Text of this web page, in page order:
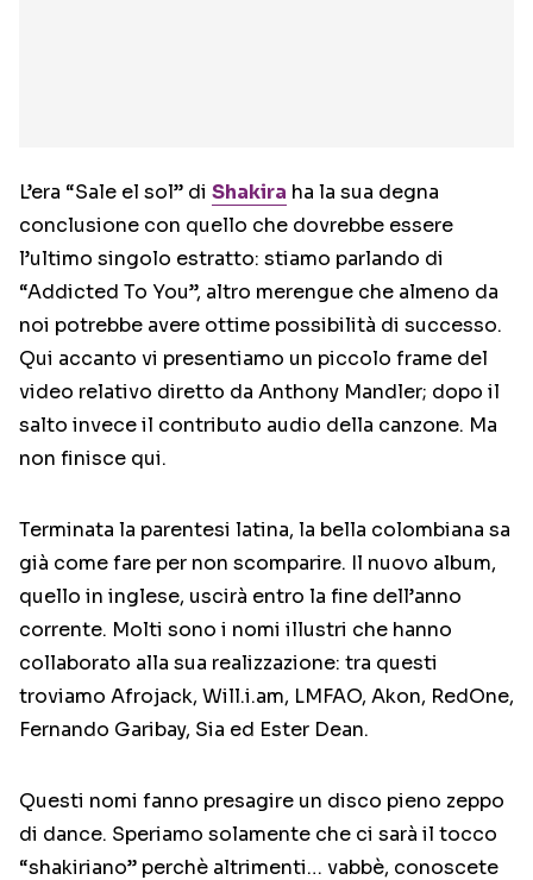
L’era “Sale el sol” di Shakira ha la sua degna
conclusione con quello che dovrebbe essere
l’ultimo singolo estratto: stiamo parlando di
“Addicted To You”, altro merengue che almeno da
noi potrebbe avere ottime possibilità di successo.
Qui accanto vi presentiamo un piccolo frame del
video relativo diretto da Anthony Mandler; dopo il
salto invece il contributo audio della canzone. Ma
non finisce qui.
Terminata la parentesi latina, la bella colombiana sa
già come fare per non scomparire. Il nuovo album,
quello in inglese, uscirà entro la fine dell’anno
corrente. Molti sono i nomi illustri che hanno
collaborato alla sua realizzazione: tra questi
troviamo Afrojack, Will.i.am, LMFAO, Akon, RedOne,
Fernando Garibay, Sia ed Ester Dean.
Questi nomi fanno presagire un disco pieno zeppo
di dance. Speriamo solamente che ci sarà il tocco
“shakiriano” perchè altrimenti… vabbè, conoscete